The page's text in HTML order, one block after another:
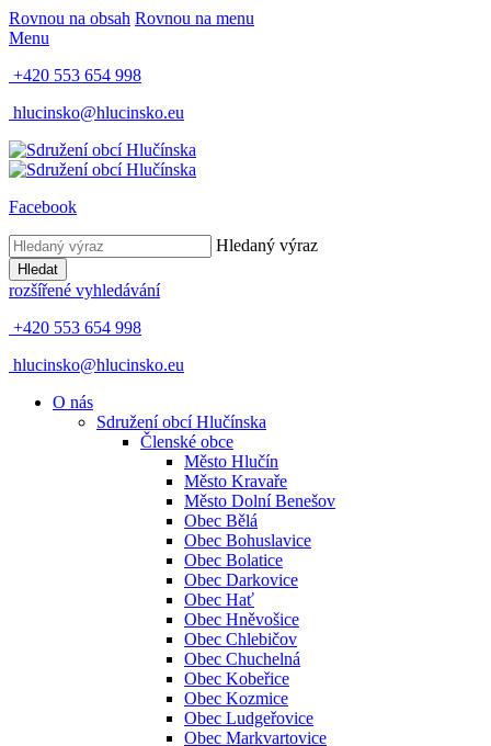
Rovnou na obsah Rovnou na menu
Menu
+420 553 654 998
hlucinsko@hlucinsko.eu
Facebook
Hledaný výraz
Hledat
rozšířené vyhledávání
+420 553 654 998
hlucinsko@hlucinsko.eu
O nás
Sdružení obcí Hlučínska
Členské obce
Město Hlučín
Město Kravaře
Město Dolní Benešov
Obec Bělá
Obec Bohuslavice
Obec Bolatice
Obec Darkovice
Obec Hať
Obec Hněvošice
Obec Chlebičov
Obec Chuchelná
Obec Kobeřice
Obec Kozmice
Obec Ludgeřovice
Obec Markvartovice